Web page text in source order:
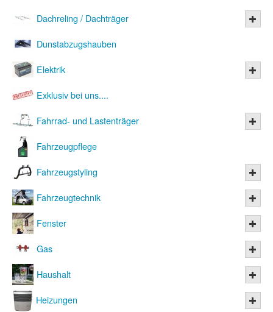
Dachreling / Dachträger
Dunstabzugshauben
Elektrik
Exklusiv bei uns....
Fahrrad- und Lastenträger
Fahrzeugpflege
Fahrzeugstyling
Fahrzeugtechnik
Fenster
Gas
Haushalt
Heizungen